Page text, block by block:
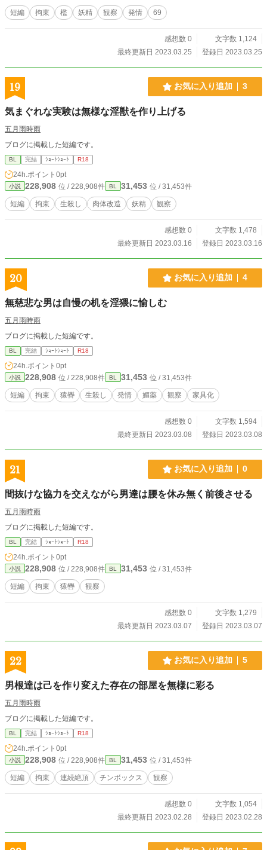
短編 拘束 檻 妖精 観察 発情 69
感想数 0
文字数 1,124
最終更新日 2023.03.25
登録日 2023.03.25
19 お気に入り追加 3
気まぐれな実験は無様な淫獣を作り上げる
五月雨時雨
ブログに掲載した短編です。
BL 完結 ｼｮｰﾄｼｮｰﾄ R18
24h.ポイント 0pt
小説 228,908 位 / 228,908件 BL 31,453 位 / 31,453件
短編 拘束 生殺し 肉体改造 妖精 観察
感想数 0
文字数 1,478
最終更新日 2023.03.16
登録日 2023.03.16
20 お気に入り追加 4
無慈悲な男は自慢の机を淫猥に愉しむ
五月雨時雨
ブログに掲載した短編です。
BL 完結 ｼｮｰﾄｼｮｰﾄ R18
24h.ポイント 0pt
小説 228,908 位 / 228,908件 BL 31,453 位 / 31,453件
短編 拘束 猿轡 生殺し 発情 媚薬 観察 家具化
感想数 0
文字数 1,594
最終更新日 2023.03.08
登録日 2023.03.08
21 お気に入り追加 0
間抜けな協力を交えながら男達は腰を休み無く前後させる
五月雨時雨
ブログに掲載した短編です。
BL 完結 ｼｮｰﾄｼｮｰﾄ R18
24h.ポイント 0pt
小説 228,908 位 / 228,908件 BL 31,453 位 / 31,453件
短編 拘束 猿轡 観察
感想数 0
文字数 1,279
最終更新日 2023.03.07
登録日 2023.03.07
22 お気に入り追加 5
男根達は己を作り変えた存在の部屋を無様に彩る
五月雨時雨
ブログに掲載した短編です。
BL 完結 ｼｮｰﾄｼｮｰﾄ R18
24h.ポイント 0pt
小説 228,908 位 / 228,908件 BL 31,453 位 / 31,453件
短編 拘束 連続絶頂 チンボックス 観察
感想数 0
文字数 1,054
最終更新日 2023.02.28
登録日 2023.02.28